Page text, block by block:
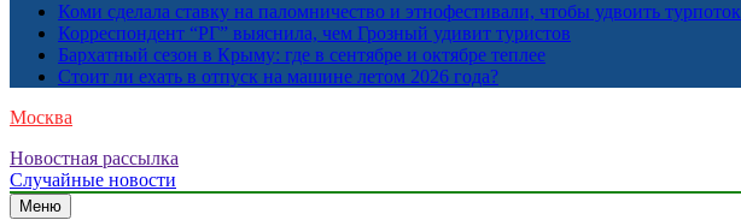
Коми сделала ставку на паломничество и этнофестивали, чтобы удвоить турпоток
Корреспондент “РГ” выяснила, чем Грозный удивит туристов
Бархатный сезон в Крыму: где в сентябре и октябре теплее
Стоит ли ехать в отпуск на машине летом 2026 года?
Москва
Новостная рассылка
Случайные новости
Меню